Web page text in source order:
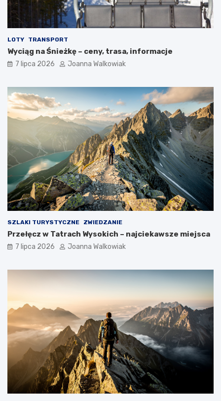
LOTY TRANSPORT
Wyciąg na Śnieżkę – ceny, trasa, informacje
7 lipca 2026 Joanna Walkowiak
SZLAKI TURYSTYCZNE ZWIEDZANIE
Przełęcz w Tatrach Wysokich – najciekawsze miejsca
7 lipca 2026 Joanna Walkowiak